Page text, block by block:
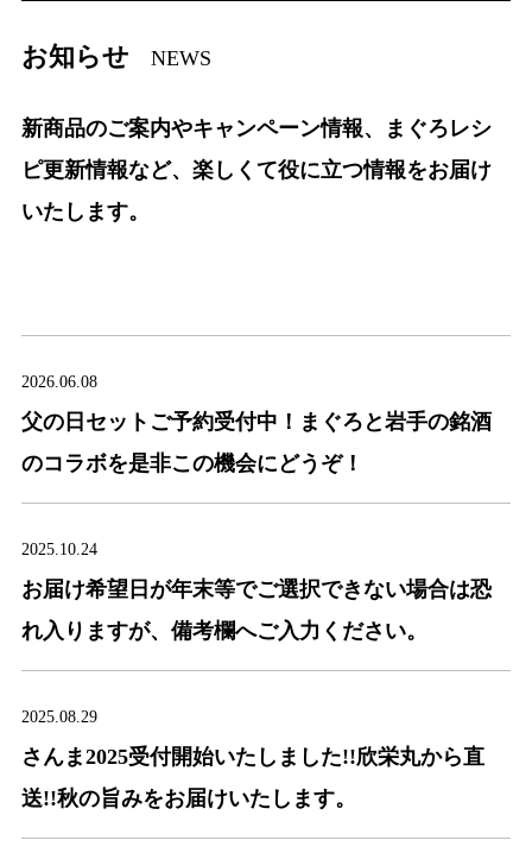
お知らせ NEWS
新商品のご案内やキャンペーン情報、まぐろレシ
ピ更新情報など、楽しくて役に立つ情報をお届け
いたします。
2026.06.08
父の日セットご予約受付中！まぐろと岩手の銘酒
のコラボを是非この機会にどうぞ！
2025.10.24
お届け希望日が年末等でご選択できない場合は恐
れ入りますが、備考欄へご入力ください。
2025.08.29
さんま2025受付開始いたしました!!欣栄丸から直
送!!秋の旨みをお届けいたします。